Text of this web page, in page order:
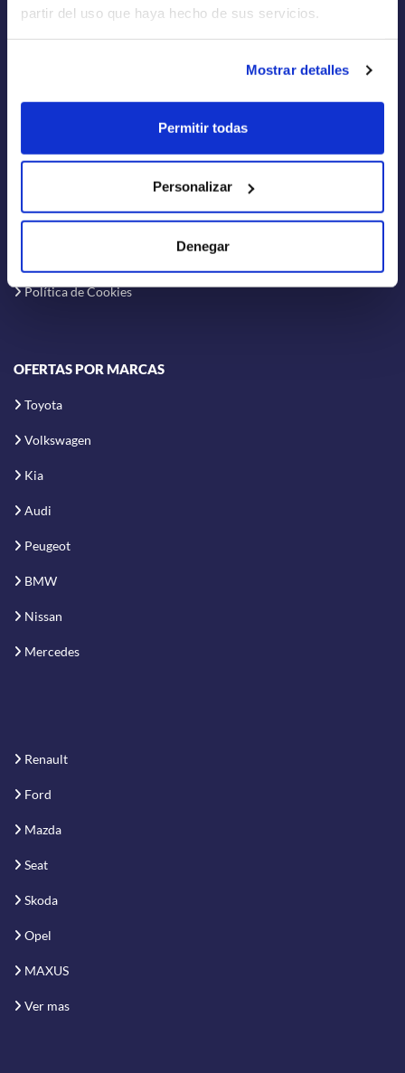
partir del uso que haya hecho de sus servicios.
Mostrar detalles
Permitir todas
Personalizar
Denegar
Quiénes Somos
FAQs
Calculadora de Renting
Aviso Legal
Política de Cookies
OFERTAS POR MARCAS
Toyota
Volkswagen
Kia
Audi
Peugeot
BMW
Nissan
Mercedes
Renault
Ford
Mazda
Seat
Skoda
Opel
MAXUS
Ver mas